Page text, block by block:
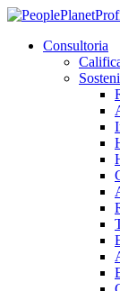
Consultoria